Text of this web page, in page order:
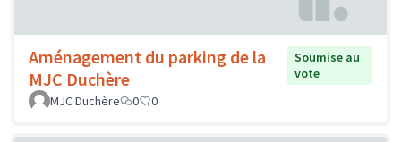
Aménagement du parking de la
MJC Duchère
Soumise au
vote
MJC Duchère
0 0